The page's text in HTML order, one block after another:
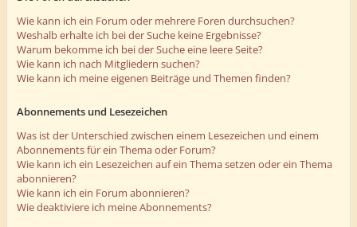
Wie kann ich ein Forum oder mehrere Foren durchsuchen?
Weshalb erhalte ich bei der Suche keine Ergebnisse?
Warum bekomme ich bei der Suche eine leere Seite?
Wie kann ich nach Mitgliedern suchen?
Wie kann ich meine eigenen Beiträge und Themen finden?
Abonnements und Lesezeichen
Was ist der Unterschied zwischen einem Lesezeichen und einem
Abonnements für ein Thema oder Forum?
Wie kann ich ein Lesezeichen auf ein Thema setzen oder ein Thema
abonnieren?
Wie kann ich ein Forum abonnieren?
Wie deaktiviere ich meine Abonnements?